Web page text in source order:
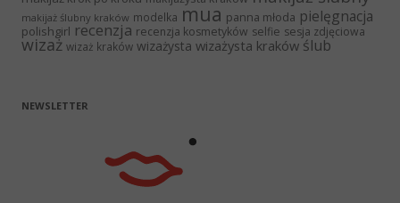
makijaż ślubny kraków modelka mua panna młoda pielęgnacja
polishgirl recenzja recenzja kosmetyków selfie sesja zdjęciowa
wizaż wizaż kraków wizażysta wizażysta kraków ślub
NEWSLETTER